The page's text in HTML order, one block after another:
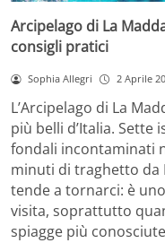
Arcipelago di La
consigli pratici
Sophia Allegri 2 Aprile
L’Arcipelago di La
più belli d’Italia. Sette
fondali incontaminati
minuti di traghetto da
tende a tornarci: è
visita, soprattutto
spiagge più